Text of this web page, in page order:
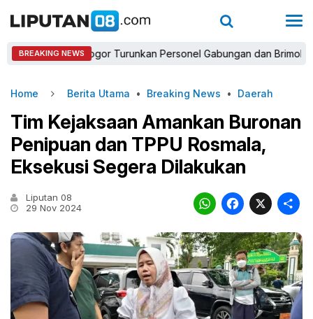
BREAKING NEWS
Bogor Turunkan Personel Gabungan dan Brimob,
Home Berita Utama • Breaking News • Daerah
Tim Kejaksaan Amankan Buronan
Penipuan dan TPPU Rosmala,
Eksekusi Segera Dilakukan
Liputan 08
29 Nov 2024
X